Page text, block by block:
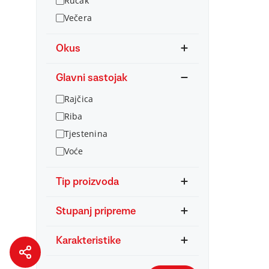
Večera
Okus
Glavni sastojak
Rajčica
Riba
Tjestenina
Voće
Tip proizvoda
Stupanj pripreme
Karakteristike